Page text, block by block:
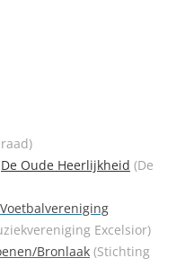
De Oude Heerlijkheid (De
Voetbalvereniging
Excelsior)
Bronlaak (Stichting